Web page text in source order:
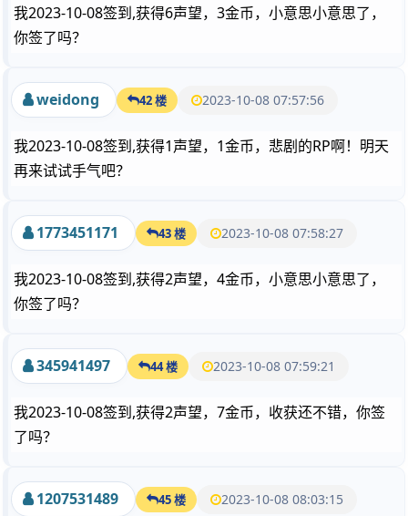
我2023-10-08签到,获得6声望，3金币，小意思小意思了，
你签了吗？
weidong 42 楼 2023-10-08 07:57:56
我2023-10-08签到,获得1声望，1金币，悲剧的RP啊！明天
再来试试手气吧？
1773451171 43 楼 2023-10-08 07:58:27
我2023-10-08签到,获得2声望，4金币，小意思小意思了，
你签了吗？
345941497 44 楼 2023-10-08 07:59:21
我2023-10-08签到,获得2声望，7金币，收获还不错，你签
了吗？
1207531489 45 楼 2023-10-08 08:03:15